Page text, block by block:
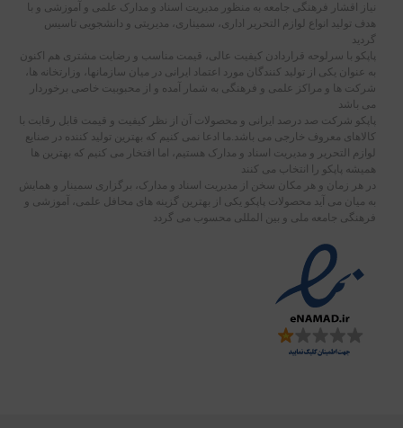
نیاز اقشار فرهنگی جامعه به منظور مدیریت اسناد و مدارک علمی و آموزشی و با
هدف تولید انواع لوازم التحریر اداری، سمیناری، مدیریتی و دانشجویی تاسیس
گردید
پاپکو با سرلوحه قراردادن کیفیت عالی، قیمت مناسب و رضایت مشتری هم اکنون
به عنوان یکی از تولید کنندگان مورد اعتماد ایرانی در میان سازمانها، وزارتخانه ها،
شرکت ها و مراکز علمی و فرهنگی به شمار آمده و از محبوبیت خاصی برخوردار
می باشد
پاپکو شرکت صد درصد ایرانی و محصولات آن از نظر کیفیت و قیمت قابل رقابت با
کالاهای معروف خارجی می باشد.ما ادعا نمی کنیم که بهترین تولید کننده در صنایع
لوازم التحریر و مدیریت اسناد و مدارک هستیم، اما افتخار می کنیم که بهترین ها
همیشه پاپکو را انتخاب می کنند
در هر زمان و هر مکان سخن از مدیریت اسناد و مدارک، برگزاری سمینار و همایش
به میان می آید محصولات پاپکو یکی از بهترین گزینه های محافل علمی، آموزشی و
فرهنگی جامعه ملی و بین المللی محسوب می گردد